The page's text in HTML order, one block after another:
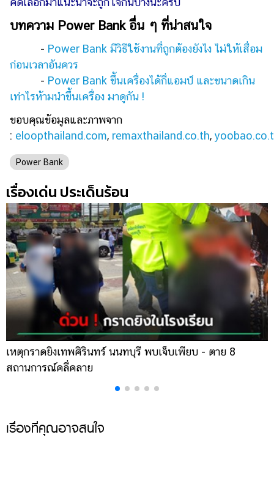
บทความ Power Bank อื่น ๆ ที่น่าสนใจ
- Power Bank มีวิธีใช้งานที่ถูกต้องยังไง ไม่ให้เสื่อม
ก่อนเวลาอันควร
- Power Bank ขึ้นเครื่องได้กี่แอมป์ และขนาดเกิน
เท่าไรห้ามนำขึ้นเครื่อง มาดูกัน !
ขอบคุณข้อมูลและภาพจาก
: eloopthailand.com, remaxthailand.co.th,
Power Bank
เรื่องเด่น ประเด็นร้อน
เหตุกราดยิงเทพศิรินทร์ นนทบุรี พบเจ็บเพียบ - ตาย 8
สถานการณ์คลี่คลาย
เรื่องที่คุณอาจสนใจ